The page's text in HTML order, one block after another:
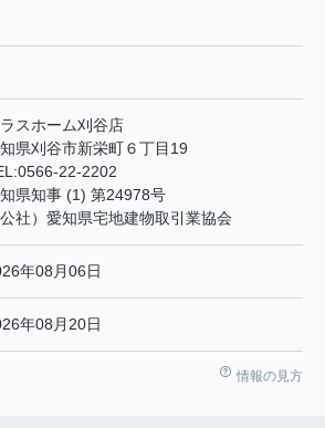
スホーム刈谷店
県刈谷市新栄町６丁目19
0566-22-2202
県知事 (1) 第24978号
公社）愛知県宅地建物取引業協会
年08月06日
年08月20日
情報の見方